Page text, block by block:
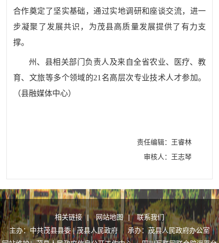
合作奠定了坚实基础，通过实地调研和座谈交流，进一
步凝聚了发展共识，为茂县高质量发展提供了有力支
撑。
州、县相关部门负责人及来自全省农业、医疗、教
育、文旅等多个领域的21名高层次专业技术人才参加。
（县融媒体中心）
责任编辑：王睿林
审核人：王志琴
相关链接 | 网站地图 |
联系我们
主办：中共茂县县委 | 茂县人民政府 承办：茂县人民政府办公室